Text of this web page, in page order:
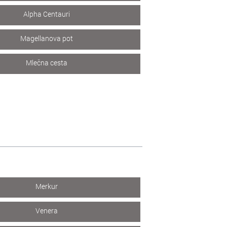
Alpha Centauri
Magellanova pot
Mlečna cesta
Merkur
Venera